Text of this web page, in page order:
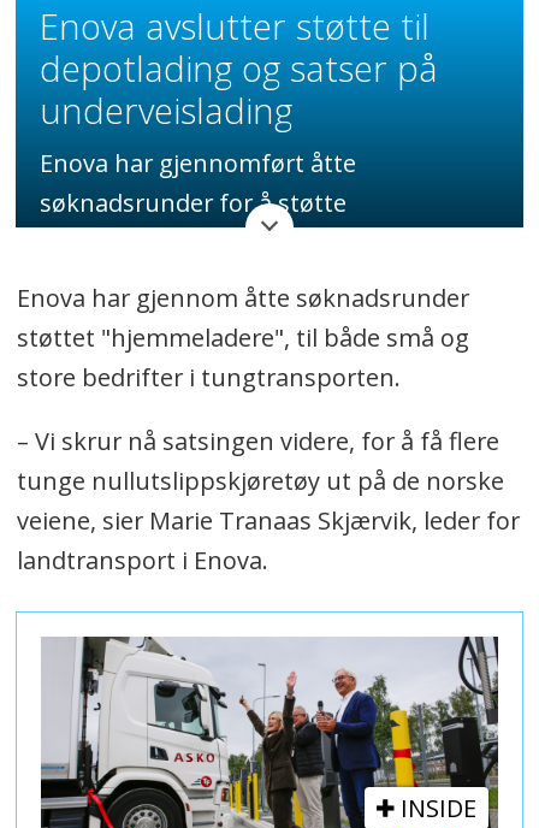
Enova avslutter støtte til
depotlading og satser på
underveislading
Enova har gjennomført åtte
søknadsrunder for å støtte
har nådd sitt mål med å etablere over
1800 ladepunkter for bedrifter over hele
Norge. Dette initiativet har vært
avgjørende for å redusere kostnadene
knyttet til drift av tunge lastebiler og
har bidratt til å skape et marked for
bedriftslading.
Med den siste tildelingsrunden på over
besluttet å avslutte støtten til
depotlading og i stedet fokusere på å
utvikle ladeinfrastruktur langs veiene.
Oppsummeringen er generert av Labrador
Enova har gjennom åtte søknadsrunder
støttet "hjemmeladere", til både små og
store bedrifter i tungtransporten.
– Vi skrur nå satsingen videre, for å få flere
tunge nullutslippskjøretøy ut på de norske
veiene, sier Marie Tranaas Skjærvik, leder for
landtransport i Enova.
INSIDE